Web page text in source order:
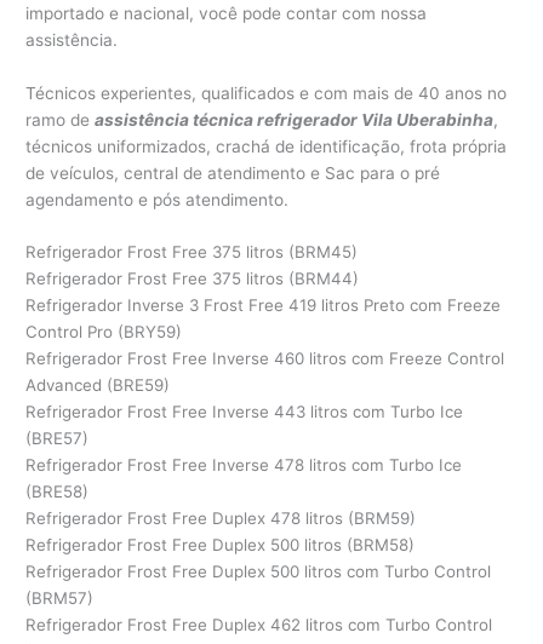
importado e nacional, você pode contar com nossa
assistência.
Técnicos experientes, qualificados e com mais de 40 anos no
ramo deassistência técnica refrigerador Vila Uberabinha,
técnicos uniformizados, crachá de identificação, frota própria
de veículos, central de atendimento e Sac para o pré
agendamento e pós atendimento.
Refrigerador Frost Free 375 litros (BRM45)
Refrigerador Frost Free 375 litros (BRM44)
Refrigerador Inverse 3 Frost Free 419 litros Preto com Freeze
Control Pro (BRY59)
Refrigerador Frost Free Inverse 460 litros com Freeze Control
Advanced (BRE59)
Refrigerador Frost Free Inverse 443 litros com Turbo Ice
(BRE57)
Refrigerador Frost Free Inverse 478 litros com Turbo Ice
(BRE58)
Refrigerador Frost Free Duplex 478 litros (BRM59)
Refrigerador Frost Free Duplex 500 litros (BRM58)
Refrigerador Frost Free Duplex 500 litros com Turbo Control
(BRM57)
Refrigerador Frost Free Duplex 462 litros com Turbo Control